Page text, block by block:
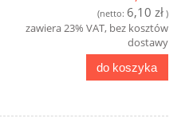
(netto: 6,10 zł )
zawiera 23% VAT, bez kosztów
dostawy
do koszyka